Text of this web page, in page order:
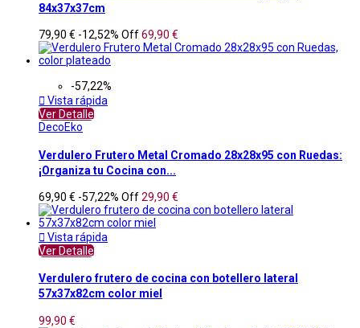
84x37x37cm
79,90 € -12,52% Off69,90 €
-57,22%
 Vista rápida
Ver Detalle
DecoEko
Verdulero Frutero Metal Cromado 28x28x95 con Ruedas:
¡Organiza tu Cocina con...
69,90 € -57,22% Off29,90 €
 Vista rápida
Ver Detalle
Verdulero frutero de cocina con botellero lateral
57x37x82cm color miel
99,90 €